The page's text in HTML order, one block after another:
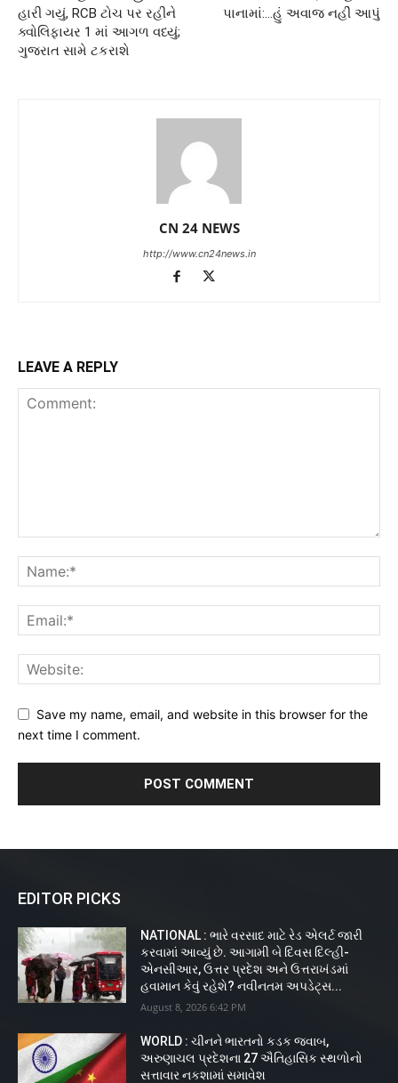
હારી ગયું, RCB ટોચ પર રહીને
ક્વોલિફાયર 1 માં આગળ વધ્યું;
ગુજરાત સામે ટકરાશે
પાનામાં:…હું અવાજ નહીં આપું
CN 24 NEWS
http://www.cn24news.in
LEAVE A REPLY
Save my name, email, and website in this browser for the
next time I comment.
EDITOR PICKS
NATIONAL : ભારે વરસાદ માટે રેડ એલર્ટ જારી
કરવામાં આવ્યું છે. આગામી બે દિવસ દિલ્હી-
એનસીઆર, ઉત્તર પ્રદેશ અને ઉત્તરાખંડમાં
હવામાન કેવું રહેશે? નવીનતમ અપડેટ્સ...
August 8, 2026 6:42 PM
WORLD : ચીનને ભારતનો કડક જવાબ,
અરુણાચલ પ્રદેશના 27 ઐતિહાસિક સ્થળોનો
સત્તાવાર નકશામાં સમાવેશ